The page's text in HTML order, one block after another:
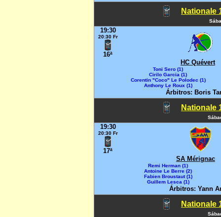
Nationale
19:30
20:30 Fr
16ª
HC Quévert
Toni Sero (1)
Cirilo Garcia (1)
Corentin "Coco" Le Polodec (1)
Anthony Le Roux (1)
Árbitros: Boris
Nationale
19:30
20:30 Fr
17ª
SA Mérignac
Remi Herman (1)
Antoine Le Berre (2)
Fabien Broustaut (1)
Guillem Lesca (1)
Árbitros: Yann
Nationale